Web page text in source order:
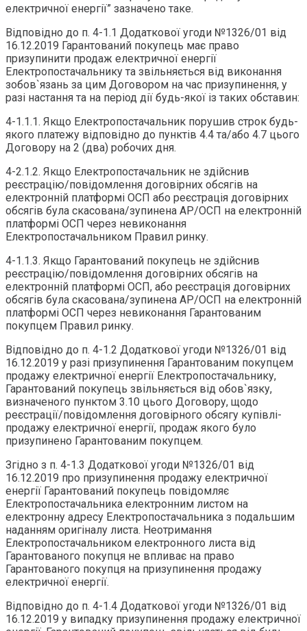
електричної енергії” зазначено таке.
Відповідно до п. 4-1.1 Додаткової угоди №1326/01 від
16.12.2019 Гарантований покупець має право
призупинити продаж електричної енергії
Електропостачальнику та звільняється від виконання
зобов`язань за цим Договором на час призупинення, у
разі настання та на період дії будь-якої із таких обставин:
4-1.1.1. Якщо Електропостачальник порушив строк будь-
якого платежу відповідно до пунктів 4.4 та/або 4.7 цього
Договору на 2 (два) робочих дня.
4-2.1.2. Якщо Електропостачальник не здійснив
реєстрацію/повідомлення договірних обсягів на
електронній платформі ОСП або реєстрація договірних
обсягів була скасована/зупинена АР/ОСП на електронній
платформі ОСП через невиконання
Електропостачальником Правил ринку.
4-1.1.3. Якщо Гарантований покупець не здійснив
реєстрацію/повідомлення договірних обсягів на
електронній платформі ОСП, або реєстрація договірних
обсягів була скасована/зупинена АР/ОСП на електронній
платформі ОСП через невиконання Гарантованим
покупцем Правил ринку.
Відповідно до п. 4-1.2 Додаткової угоди №1326/01 від
16.12.2019 у разі призупинення Гарантованим покупцем
продажу електричної енергії Електропостачальнику,
Гарантований покупець звільняється від обов`язку,
визначеного пунктом 3.10 цього Договору, щодо
реєстрації/повідомлення договірного обсягу купівлі-
продажу електричної енергії, продаж якого було
призупинено Гарантованим покупцем.
Згідно з п. 4-1.3 Додаткової угоди №1326/01 від
16.12.2019 про призупинення продажу електричної
енергії Гарантований покупець повідомляє
Електропостачальника електронним листом на
електронну адресу Електропостачальника з подальшим
наданням оригіналу листа. Неотримання
Електропостачальником електронного листа від
Гарантованого покупця не впливає на право
Гарантованого покупця на призупинення продажу
електричної енергії.
Відповідно до п. 4-1.4 Додаткової угоди №1326/01 від
16.12.2019 у випадку призупинення продажу електричної